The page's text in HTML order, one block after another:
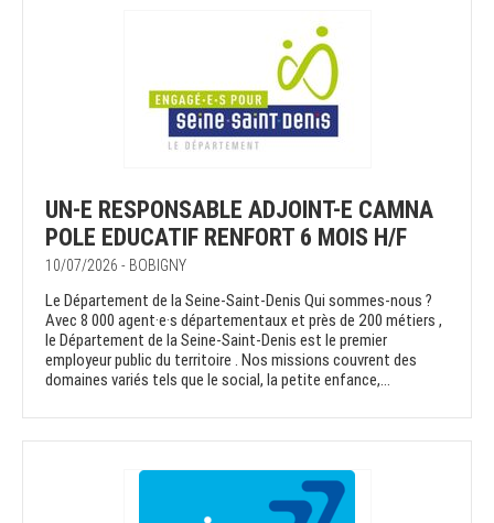
UN-E RESPONSABLE ADJOINT-E CAMNA
POLE EDUCATIF RENFORT 6 MOIS H/F
10/07/2026 - BOBIGNY
Le Département de la Seine-Saint-Denis Qui sommes-nous ?
Avec 8 000 agent·e·s départementaux et près de 200 métiers ,
le Département de la Seine-Saint-Denis est le premier
employeur public du territoire . Nos missions couvrent des
domaines variés tels que le social, la petite enfance,...